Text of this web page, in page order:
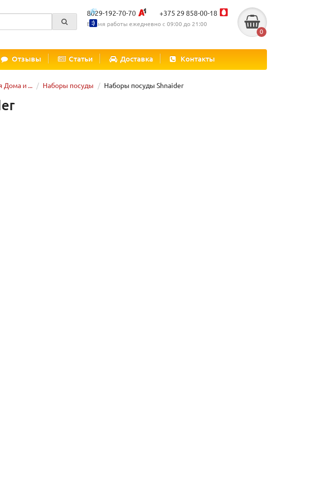
8029-192-70-70 +375 29 858-00-18
Время работы ежедневно с 09:00 до 21:00
0
Отзывы Статьи Доставка Контакты
Дома и ... Наборы посуды Наборы посуды Shnaider